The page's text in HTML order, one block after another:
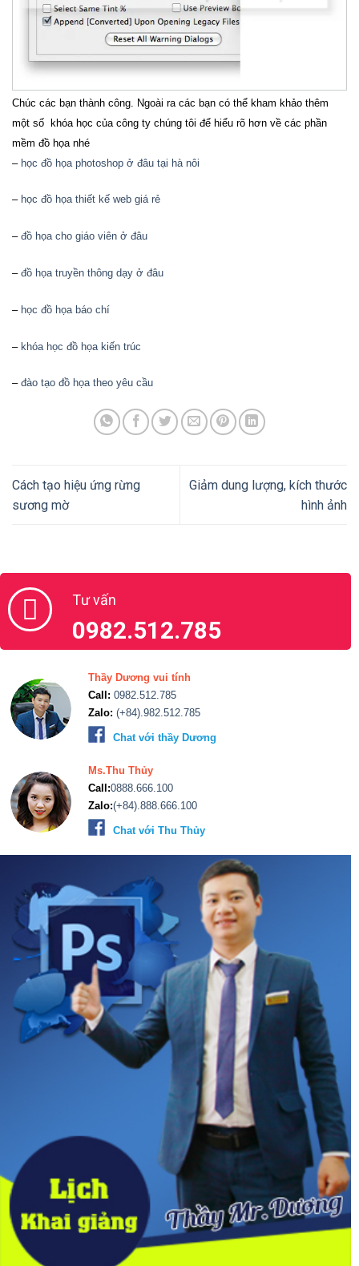
Chúc các bạn thành công. Ngoài ra các bạn có thể kham khảo thêm
một số khóa học của công ty chúng tôi để hiểu rõ hơn về các phần
mềm đồ họa nhé
– học đồ họa photoshop ở đâu tại hà nôi
– học đồ họa thiết kế web giá rẻ
– đồ họa cho giáo viên ở đâu
– đồ họa truyền thông dạy ở đâu
– học đồ họa báo chí
– khóa học đồ họa kiến trúc
– đào tạo đồ họa theo yêu cầu
Cách tạo hiệu ứng rừng
sương mờ
Giảm dung lượng, kích thước
hình ảnh
Tư vấn
0982.512.785
Thầy Dương vui tính
Call: 0982.512.785
Zalo: (+84).982.512.785
Chat với thầy Dương
Ms.Thu Thủy
Call:0888.666.100
Zalo:(+84).888.666.100
Chat với Thu Thủy